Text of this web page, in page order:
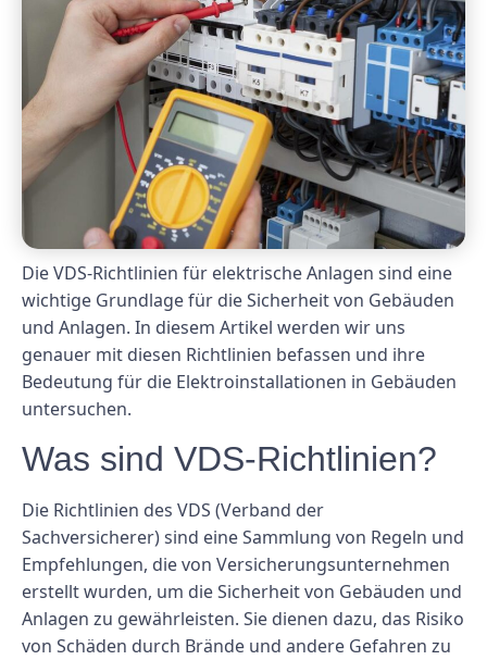
Die VDS-Richtlinien für elektrische Anlagen sind eine
wichtige Grundlage für die Sicherheit von Gebäuden
und Anlagen. In diesem Artikel werden wir uns
genauer mit diesen Richtlinien befassen und ihre
Bedeutung für die Elektroinstallationen in Gebäuden
untersuchen.
Was sind VDS-Richtlinien?
Die Richtlinien des VDS (Verband der
Sachversicherer) sind eine Sammlung von Regeln und
Empfehlungen, die von Versicherungsunternehmen
erstellt wurden, um die Sicherheit von Gebäuden und
Anlagen zu gewährleisten. Sie dienen dazu, das Risiko
von Schäden durch Brände und andere Gefahren zu